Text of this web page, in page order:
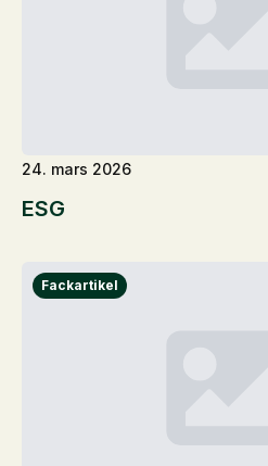
ESG
24. mars 2026